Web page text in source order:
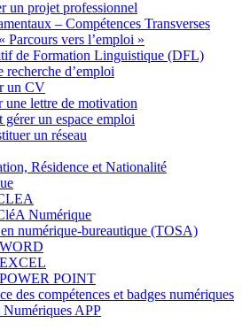
un projet professionnel
– Compétences Transverses
Parcours vers l’emploi »
de Formation Linguistique (DFL)
recherche d’emploi
un CV
une lettre de motivation
gérer un espace emploi
un réseau
Résidence et Nationalité
Numérique
numérique-bureautique (TOSA)
POINT
des compétences et badges numériques
Numériques APP